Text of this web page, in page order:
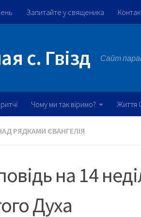
Запитайте у священика
с. Гвізд Сайт
Чому ми так віримо? Життя
РЯДКАМИ ЄВАНГЕЛІЯ
на 14
Духа